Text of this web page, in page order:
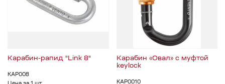
Карабин-рапид "Link 8"
КАР008
Карабин «Овал» с муфтой
keylock
КАР0010